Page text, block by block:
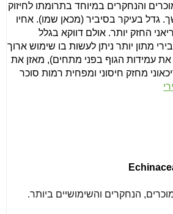
והנחקרים במיוחד בתרומתו לחיזוק
גדל בעיקר בסיביר (מכאן שמו). אחיו
החזק יותר. אולם דווקא בגלל
מתון יותר ניתן לעשות בו שימוש ארוך
את עמידות הגוף בפני מתחים), מאזן את
מחזק חיסוני ומפחית רמות סוכר
הנחקרים והשימושיים ביותר.